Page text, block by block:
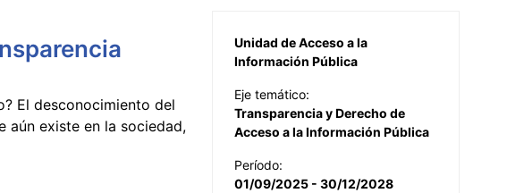
El desconocimiento del
aún existe en la sociedad,
Unidad de Acceso a la
Información Pública
Eje temático:
Transparencia y Derecho de
Acceso a la Información Pública
Período:
01/09/2025 - 30/12/2028